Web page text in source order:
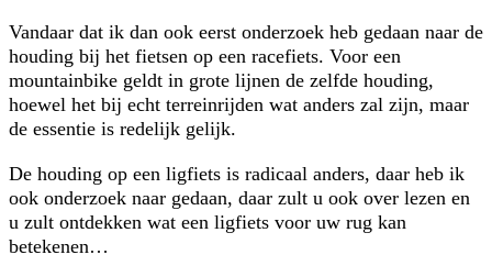
Vandaar dat ik dan ook eerst onderzoek heb gedaan naar de
houding bij het fietsen op een racefiets. Voor een
mountainbike geldt in grote lijnen de zelfde houding,
hoewel het bij echt terreinrijden wat anders zal zijn, maar
de essentie is redelijk gelijk.
De houding op een ligfiets is radicaal anders, daar heb ik
ook onderzoek naar gedaan, daar zult u ook over lezen en
u zult ontdekken wat een ligfiets voor uw rug kan
betekenen…